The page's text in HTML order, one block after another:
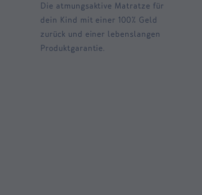
Die atmungsaktive Matratze für
dein Kind mit einer 100% Geld
zurück und einer lebenslangen
Produktgarantie.